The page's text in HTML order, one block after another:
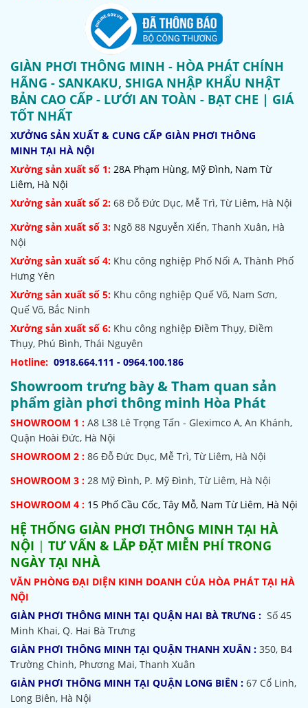
GIÀN PHƠI THÔNG MINH - HÒA PHÁT CHÍNH
HÃNG - SANKAKU, SHIGA NHẬP KHẨU NHẬT
BẢN CAO CẤP - LƯỚI AN TOÀN - BẠT CHE | GIÁ
TỐT NHẤT
XƯỞNG SẢN XUẤT & CUNG CẤP GIÀN PHƠI THÔNG
MINH TẠI HÀ NỘI
Xưởng sản xuất số 1: 28A Phạm Hùng, Mỹ Đình, Nam Từ
Liêm, Hà Nội
Xưởng sản xuất số 2: 68 Đỗ Đức Dục, Mễ Trì, Từ Liêm, Hà Nội
Xưởng sản xuất số 3: Ngõ 88 Nguyễn Xiển, Thanh Xuân, Hà
Nội
Xưởng sản xuất số 4: Khu công nghiệp Phố Nối A, Thành Phố
Hưng Yên
Xưởng sản xuất số 5: Khu công nghiệp Quế Võ, Nam Sơn,
Quế Võ, Bắc Ninh
Xưởng sản xuất số 6: Khu công nghiệp Điềm Thụy, Điềm
Thụy, Phú Bình, Thái Nguyên
Hotline: 0918.664.111 - 0964.100.186
Showroom trưng bày & Tham quan sản
phẩm giàn phơi thông minh Hòa Phát
SHOWROOM 1 : A8 L38 Lê Trọng Tấn - Gleximco A, An Khánh,
Quận Hoài Đức, Hà Nội
SHOWROOM 2 : 86 Đỗ Đức Dục, Mễ Trì, Từ Liêm, Hà Nội
SHOWROOM 3 : 28 Mỹ Đình, P. Mỹ Đình, Từ Liêm, Hà Nội
SHOWROOM 4 : 15 Phố Cầu Cốc, Tây Mỗ, Nam Từ Liêm, Hà Nội
HỆ THỐNG GIÀN PHƠI THÔNG MINH TẠI HÀ
NỘI | TƯ VẤN & LẮP ĐẶT MIỄN PHÍ TRONG
NGÀY TẠI NHÀ
VĂN PHÒNG ĐẠI DIỆN KINH DOANH CỦA HÒA PHÁT TẠI HÀ
NỘI
GIÀN PHƠI THÔNG MINH TẠI QUẬN HAI BÀ TRƯNG : Số 45
Minh Khai, Q. Hai Bà Trưng
GIÀN PHƠI THÔNG MINH TẠI QUẬN THANH XUÂN : 350, B4
Trường Chinh, Phương Mai, Thanh Xuân
GIÀN PHƠI THÔNG MINH TẠI QUẬN LONG BIÊN : 67 Cổ Linh,
Long Biên, Hà Nội